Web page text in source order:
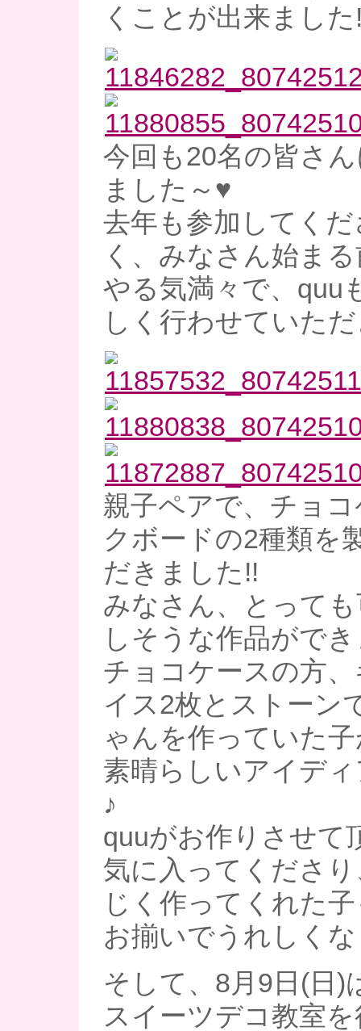
くことが出来ました
今回も20名の皆さ
ました～♥
去年も参加してく
く、みなさん始ま
やる気満々で、quu
しく行わせていた
親子ペアで、チョ
クボードの2種類を
だきました!!
みなさん、とって
しそうな作品がで
チョコケースの方
イス2枚とストーン
ゃんを作っていた
素晴らしいアイデ
♪
quuがお作りさせて
気に入ってくださ
じく作ってくれた
お揃いでうれしく
そして、8月9日(日)
スイーツデコ教室